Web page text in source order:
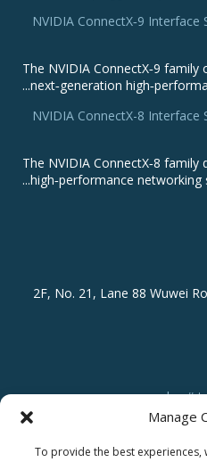
Manage
To provide the best experiences,
NVIDIA ConnectX‑9
The NVIDIA ConnectX‑9 family
next‑generation
NVIDIA ConnectX-8
The NVIDIA ConnectX‑8 family
high‑performance networking
2F, No. 21, Lane 88 Wuwei
sales #